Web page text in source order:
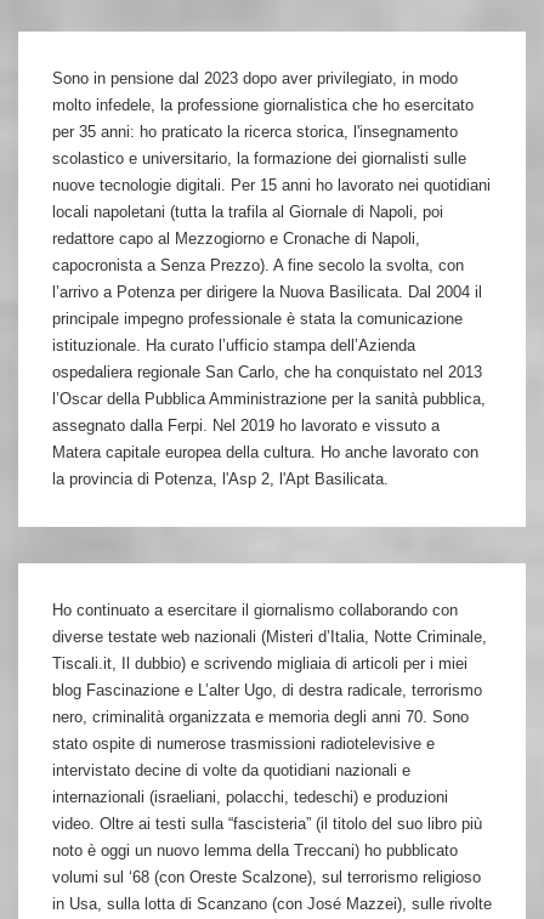
Sono in pensione dal 2023 dopo aver privilegiato, in modo
molto infedele, la professione giornalistica che ho esercitato
per 35 anni: ho praticato la ricerca storica, l'insegnamento
scolastico e universitario, la formazione dei giornalisti sulle
nuove tecnologie digitali. Per 15 anni ho lavorato nei quotidiani
locali napoletani (tutta la trafila al Giornale di Napoli, poi
redattore capo al Mezzogiorno e Cronache di Napoli,
capocronista a Senza Prezzo). A fine secolo la svolta, con
l’arrivo a Potenza per dirigere la Nuova Basilicata. Dal 2004 il
principale impegno professionale è stata la comunicazione
istituzionale. Ha curato l’ufficio stampa dell’Azienda
ospedaliera regionale San Carlo, che ha conquistato nel 2013
l’Oscar della Pubblica Amministrazione per la sanità pubblica,
assegnato dalla Ferpi. Nel 2019 ho lavorato e vissuto a
Matera capitale europea della cultura. Ho anche lavorato con
la provincia di Potenza, l'Asp 2, l'Apt Basilicata.
Ho continuato a esercitare il giornalismo collaborando con
diverse testate web nazionali (Misteri d’Italia, Notte Criminale,
Tiscali.it, Il dubbio) e scrivendo migliaia di articoli per i miei
blog Fascinazione e L’alter Ugo, di destra radicale, terrorismo
nero, criminalità organizzata e memoria degli anni 70. Sono
stato ospite di numerose trasmissioni radiotelevisive e
intervistato decine di volte da quotidiani nazionali e
internazionali (israeliani, polacchi, tedeschi) e produzioni
video. Oltre ai testi sulla “fascisteria” (il titolo del suo libro più
noto è oggi un nuovo lemma della Treccani) ho pubblicato
volumi sul ‘68 (con Oreste Scalzone), sul terrorismo religioso
in Usa, sulla lotta di Scanzano (con José Mazzei), sulle rivolte